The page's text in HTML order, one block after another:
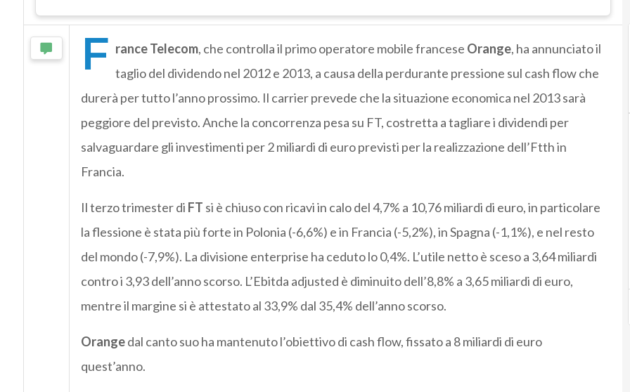
F rance Telecom, che controlla il primo operatore mobile francese Orange, ha annunciato il
taglio del dividendo nel 2012 e 2013, a causa della perdurante pressione sul cash flow che
durerà per tutto l’anno prossimo. Il carrier prevede che la situazione economica nel 2013 sarà
peggiore del previsto. Anche la concorrenza pesa su FT, costretta a tagliare i dividendi per
salvaguardare gli investimenti per 2 miliardi di euro previsti per la realizzazione dell’Ftth in
Francia.
Il terzo trimester di FT si è chiuso con ricavi in calo del 4,7% a 10,76 miliardi di euro, in particolare
la flessione è stata più forte in Polonia (-6,6%) e in Francia (-5,2%), in Spagna (-1,1%), e nel resto
del mondo (-7,9%). La divisione enterprise ha ceduto lo 0,4%. L’utile netto è sceso a 3,64 miliardi
contro i 3,93 dell’anno scorso. L’Ebitda adjusted è diminuito dell’8,8% a 3,65 miliardi di euro,
mentre il margine si è attestato al 33,9% dal 35,4% dell’anno scorso.
Orangedal canto suo ha mantenuto l’obiettivo di cash flow, fissato a 8 miliardi di euro
quest’anno.